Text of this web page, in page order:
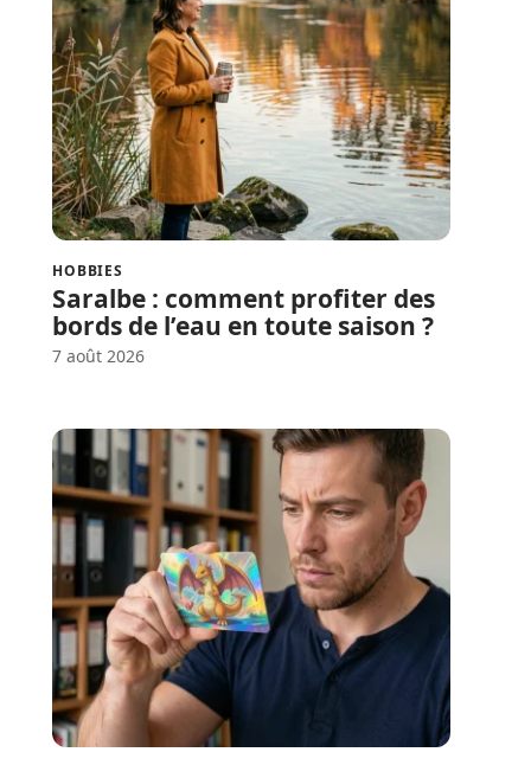
HOBBIES
Saralbe : comment profiter des
bords de l’eau en toute saison ?
7 août 2026